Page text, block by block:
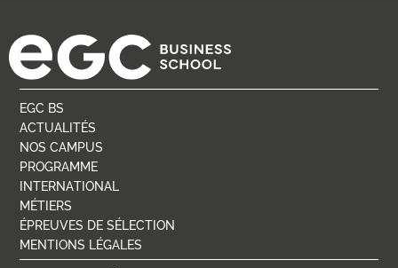
EGC BS
ACTUALITÉS
NOS CAMPUS
PROGRAMME
INTERNATIONAL
MÉTIERS
ÉPREUVES DE SÉLECTION
MENTIONS LÉGALES